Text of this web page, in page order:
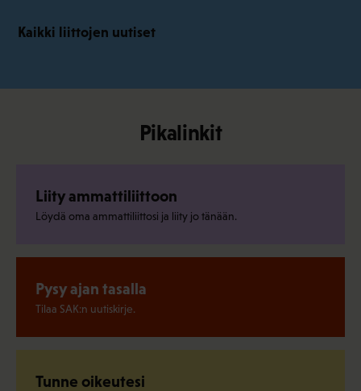
Kaikki liittojen uutiset
Pikalinkit
Liity ammattiliittoon
Löydä oma ammattiliittosi ja liity jo tänään.
Pysy ajan tasalla
Tilaa SAK:n uutiskirje.
Tunne oikeutesi